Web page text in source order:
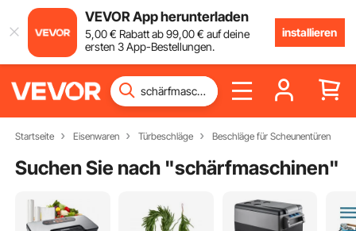
VEVOR App herunterladen
5,00€ Rabatt ab99,00€ auf deine
ersten 3 App-Bestellungen.
installieren
Startseite Eisenwaren Türbeschläge Beschläge für Scheunentüren
Suchen Sie nach "schärfmaschinen"